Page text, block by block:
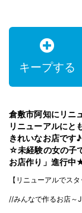
キープする
倉敷市阿知にリニ
リニューアルにと
きれいなお店です♪
☆未経験の女の子
お店作り」進行中
【リニューアルでス
//みんなで作るお店～